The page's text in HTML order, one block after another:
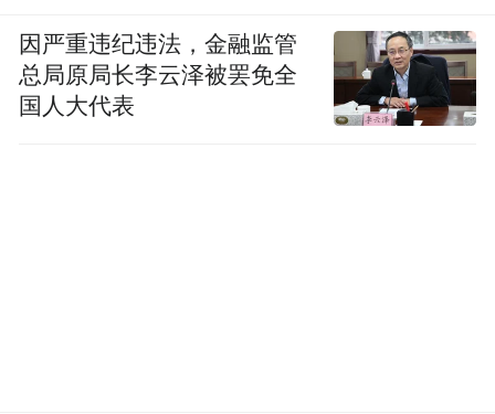
因严重违纪违法，金融监管
总局原局长李云泽被罢免全
国人大代表